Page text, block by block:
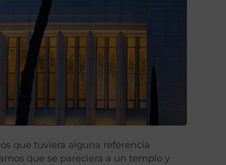
que tuviera alguna referencia
que se pareciera a un templo y